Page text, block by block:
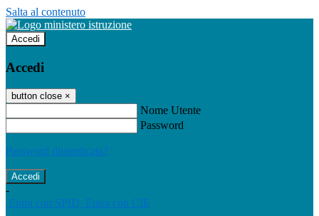
Salta al contenuto
Accedi
Accedi
button close ×
Nome Utente
Password
Password dimenticata?
-
Entra con SPID Entra con CIE